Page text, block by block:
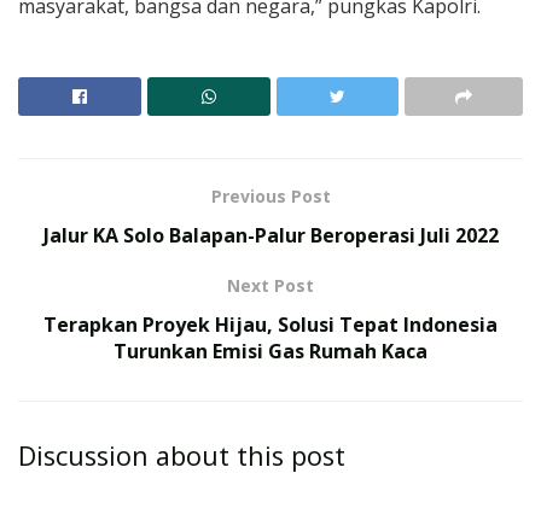
masyarakat, bangsa dan negara,” pungkas Kapolri.
Previous Post
Jalur KA Solo Balapan-Palur Beroperasi Juli 2022
Next Post
Terapkan Proyek Hijau, Solusi Tepat Indonesia
Turunkan Emisi Gas Rumah Kaca
Discussion about this post